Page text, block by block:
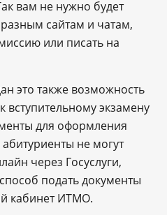
вам не нужно будет
сайтам и чатам,
или писать на
это также возможность
вступительному экзамену
для оформления
не могут
через Госуслуги,
подать документы
кабинет ИТМО.